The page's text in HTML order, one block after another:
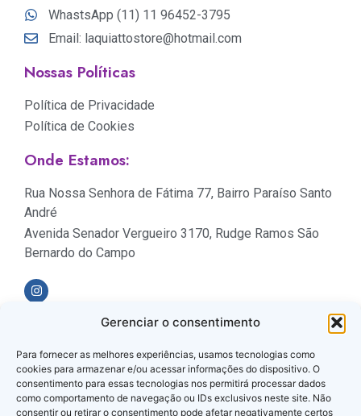
Gerenciar o consentimento
Para fornecer as melhores experiências, usamos tecnologias como
cookies para armazenar e/ou acessar informações do dispositivo. O
consentimento para essas tecnologias nos permitirá processar dados
como comportamento de navegação ou IDs exclusivos neste site. Não
consentir ou retirar o consentimento pode afetar negativamente certos
WhastsApp (11) 11 96452-3795
Email: laquiattostore@hotmail.com
Nossas Políticas
Política de Privacidade
Política de Cookies
Onde Estamos:
Rua Nossa Senhora de Fátima 77, Bairro Paraíso Santo
André
Avenida Senador Vergueiro 3170, Rudge Ramos São
Bernardo do Campo
Formas de Pagamento